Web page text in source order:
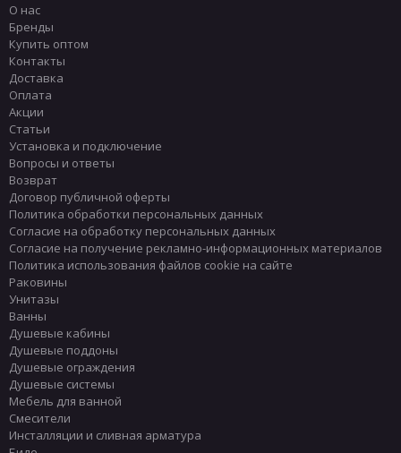
О нас
Бренды
Купить оптом
Контакты
Доставка
Оплата
Акции
Статьи
Установка и подключение
Вопросы и ответы
Возврат
Договор публичной оферты
Политика обработки персональных данных
Согласие на обработку персональных данных
Согласие на получение рекламно-информационных материалов
Политика использования файлов cookie на сайте
Раковины
Унитазы
Ванны
Душевые кабины
Душевые поддоны
Душевые ограждения
Душевые системы
Мебель для ванной
Смесители
Инсталляции и сливная арматура